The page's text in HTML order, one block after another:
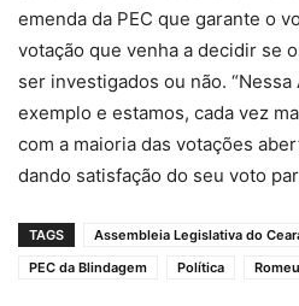
emenda da PEC que garante o
votação que venha a decidir se
ser investigados ou não.
exemplo e estamos, cada vez
com a maioria das votações
dando satisfação do seu voto
TAGS Assembleia Legislativa do
PEC da Blindagem
Política